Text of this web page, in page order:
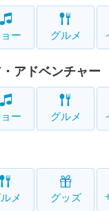
ー グルメ
アドベンチャー
ー グルメ
メ グッズ